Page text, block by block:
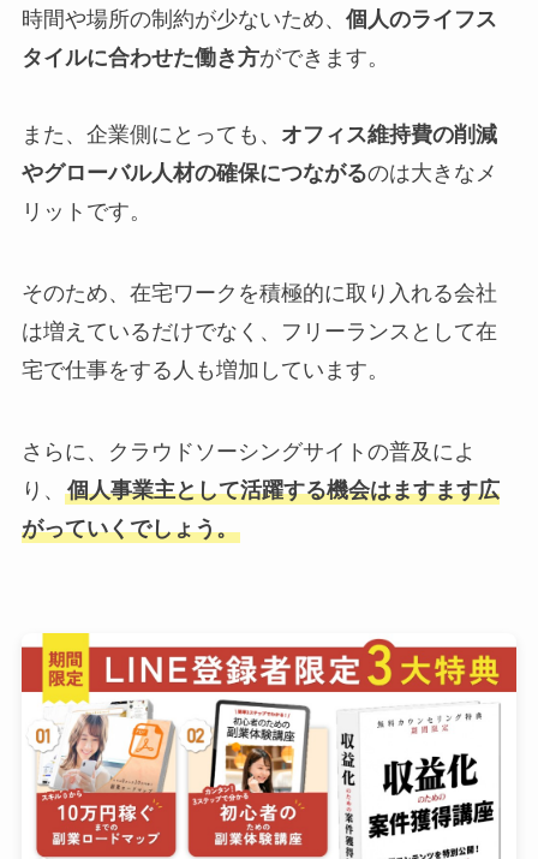
時間や場所の制約が少ないため、 個人のライフス
タイルに合わせた働き方ができます。
また、企業側にとっても、 オフィス維持費の削減
やグローバル人材の確保につながるのは大きなメ
リットです。
そのため、在宅ワークを積極的に取り入れる会社
は増えているだけでなく、フリーランスとして在
宅で仕事をする人も増加しています。
さらに、クラウドソーシングサイトの普及によ
り、 個人事業主として活躍する機会はますます広
がっていくでしょう。